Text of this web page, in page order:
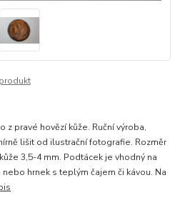
pravé hovězí kůže. Ruční výroba,
lišit od ilustrační fotografie. Rozměr
3,5-4 mm. Podtácek je vhodný na
hrnek s teplým čajem či kávou. Na